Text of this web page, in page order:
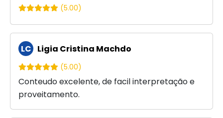
(5.00)
LC Ligia Cristina Machdo
(5.00)
Conteudo excelente, de facil interpretação e
proveitamento.